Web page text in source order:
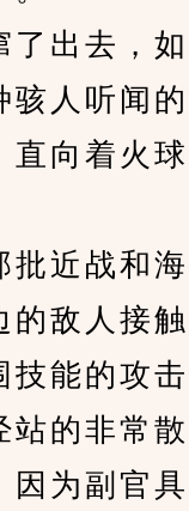
出去，如
骇人听闻
直向着火
近战和海
的敌人接
技能的攻
的非常散
为副官具